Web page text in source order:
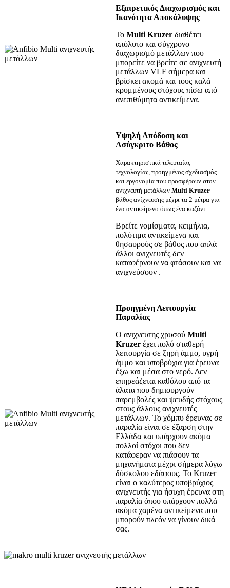
Εξαιρετικός Διαχωρισμός και
Ικανότητα Αποκάλυψης
Το Multi Kruzer διαθέτει
απόλυτο και σύγχρονο
διαχωρισμό μετάλλων που
μπορείτε να βρείτε σε ανιχνευτή
μετάλλων VLF σήμερα και
βρίσκει ακομά και τους καλά
κρυμμένους στόχους πίσω από
ανεπιθύμητα αντικείμενα.
Υψηλή Απόδοση και
Ασύγκριτο Βάθος
Χαρακτηριστικά τελευταίας
τεχνολογίας, προηγμένος σχεδιασμός
και εργονομία που προσφέρουν στον
ανιχνευτή μετάλλων Multi Kruzer
βάθος ανίχνευσης μέχρι τα 2 μέτρα για
ένα αντικείμενο όπως ένα καζάνι.
Βρείτε νομίσματα, κειμήλια,
πολύτιμα αντικείμενα και
θησαυρούς σε βάθος που απλά
άλλοι ανιχνευτές δεν
καταφέρνουν να φτάσουν και να
ανιχνεύσουν .
Προηγμένη Λειτουργία
Παραλίας
Ο ανιχνευτης χρυσού Multi
Kruzer έχει πολύ σταθερή
λειτουργία σε ξηρή άμμο, υγρή
άμμο και υποβρύχια για έρευνα
έξω και μέσα στο νερό. Δεν
επηρεάζεται καθόλου από τα
άλατα που δημιουργούν
παρεμβολές και ψευδής στόχους
στους άλλους ανιχνευτές
μετάλλων. Το χόμπυ έρευνας σε
παραλία είναι σε έξαρση στην
Ελλάδα και υπάρχουν ακόμα
πολλοί στόχοι που δεν
κατάφεραν να πιάσουν τα
μηχανήματα μέχρι σήμερα λόγω
δύσκολου εδάφους. Το Kruzer
είναι ο καλύτερος υποβρύχιος
ανιχνευτής για ήσυχη έρευνα στη
παραλία όπου υπάρχουν πολλά
ακόμα χαμένα αντικείμενα που
μπορούν πλεόν να γίνουν δικά
σας.